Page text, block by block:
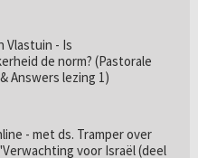
Vlastuin - Is
de norm? (Pastorale
Answers lezing 1)
- met ds. Tramper over
voor Israël (deel